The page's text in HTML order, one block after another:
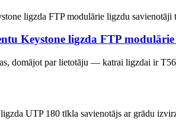
Keystone ligzda FTP
domājot par lietotāju — katrai ligzdai ir